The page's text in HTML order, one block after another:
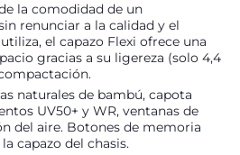
la comodidad de un
renunciar a la calidad y el
el capazo Flexi ofrece una
gracias a su ligereza (solo 4,4
naturales de bambú, capota
UV50+ y WR, ventanas de
del aire. Botones de memoria
capazo del chasis.